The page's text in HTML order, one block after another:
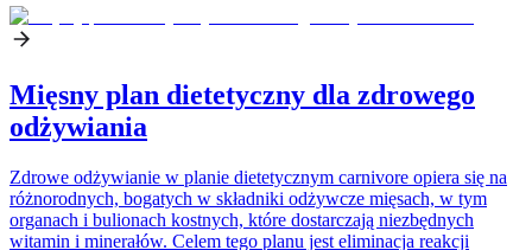
Mięsny plan dietetyczny dla zdrowego
odżywiania
Zdrowe odżywianie w planie dietetycznym carnivore opiera się na
różnorodnych, bogatych w składniki odżywcze mięsach, w tym
organach i bulionach kostnych, które dostarczają niezbędnych
witamin i minerałów. Celem tego planu jest eliminacja reakcji